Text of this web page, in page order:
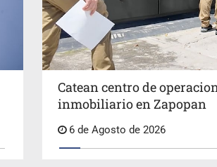
Catean centro de
inmobiliario en Zapopan
6 de Agosto de 2026